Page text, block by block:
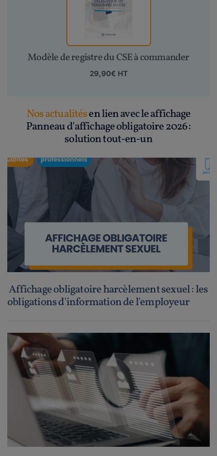
Modèle de registre du CSE à commander
29,90€ HT
Nos actualitésen lien avec le affichage
Panneau d'affichage obligatoire 2026 :
solution tout-en-un
Affichage obligatoire harcèlement sexuel : les
obligations d'information de l'employeur